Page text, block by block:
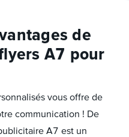
de
A7 pour
vous offre de
communication ! De
A7 est un